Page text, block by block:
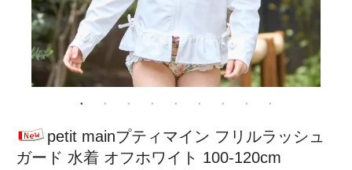
petit mainプティマイン フリルラッシュ
ガード 水着 オフホワイト 100-120cm